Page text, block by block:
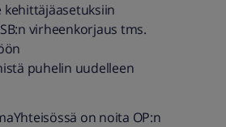
kehittäjäasetuksiin
virheenkorjaus tms.
puhelin uudelleen
on noita OP:n